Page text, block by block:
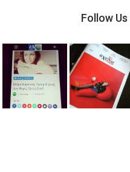
Follow Us